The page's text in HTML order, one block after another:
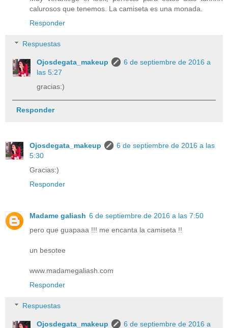
calurosos que tenemos. La camiseta es una monada.
Responder
Respuestas
Ojosdegata_makeup
6 de septiembre de 2016 a
las 5:27
gracias:)
Responder
Ojosdegata_makeup
6 de septiembre de 2016 a las
5:30
Gracias:)
Responder
Madame galiash 6 de septiembre de 2016 a las 7:50
pero que guapaaa !!! me encanta la camiseta !!
un besotee
www.madamegaliash.com
Responder
Respuestas
Ojosdegata_makeup
6 de septiembre de 2016 a